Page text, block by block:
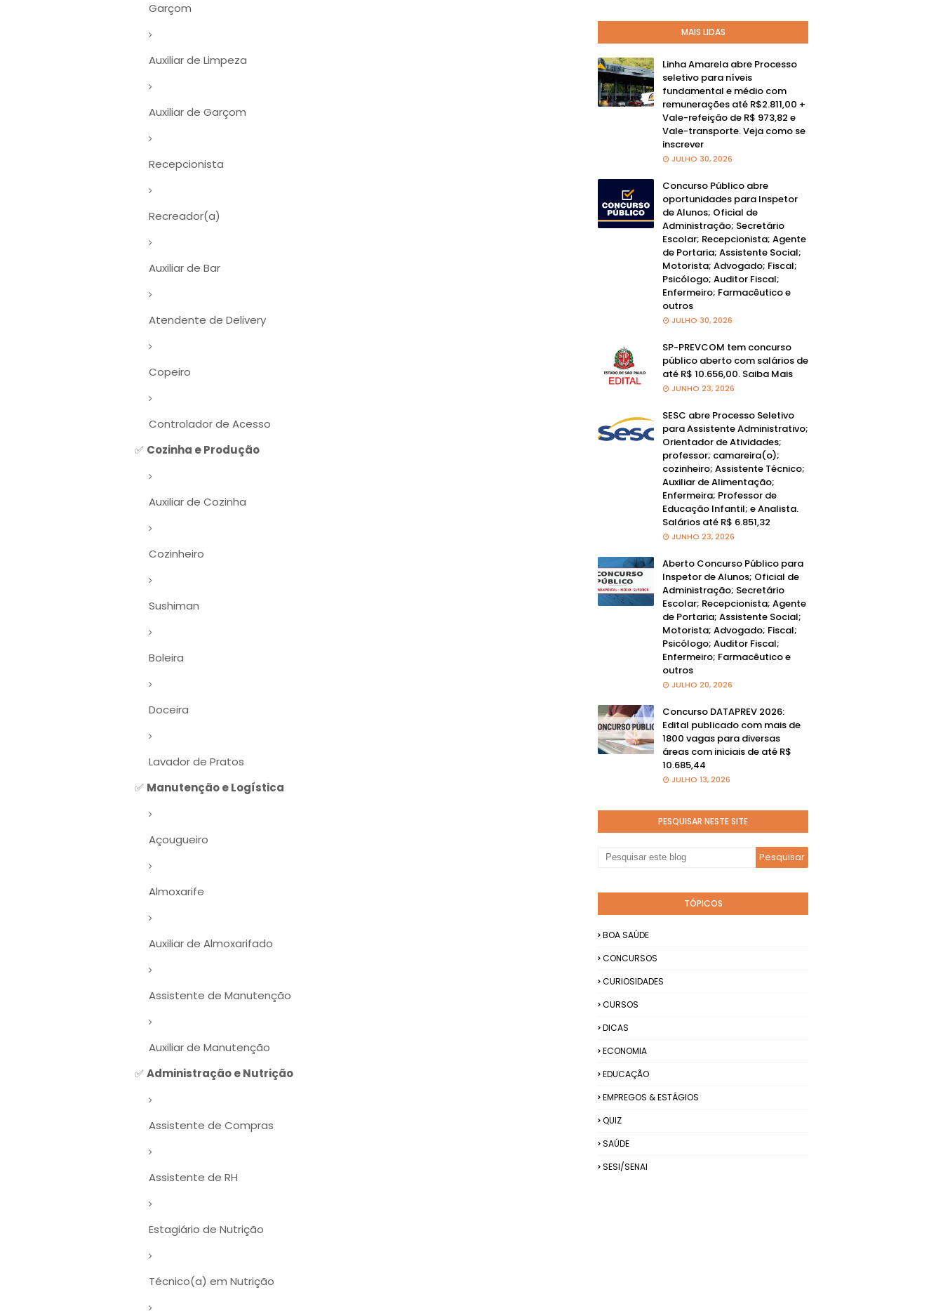
Garçom
Auxiliar de Limpeza
Auxiliar de Garçom
Recepcionista
Recreador(a)
Auxiliar de Bar
Atendente de Delivery
Copeiro
Controlador de Acesso
✅ Cozinha e Produção
Auxiliar de Cozinha
Cozinheiro
Sushiman
Boleira
Doceira
Lavador de Pratos
✅ Manutenção e Logística
Açougueiro
Almoxarife
Auxiliar de Almoxarifado
Assistente de Manutenção
Auxiliar de Manutenção
✅Administração e Nutrição
Assistente de Compras
Assistente de RH
Estagiário de Nutrição
Técnico(a) em Nutrição
MAIS LIDAS
Linha Amarela abre Processo
seletivo para níveis
fundamental e médio com
remunerações até R$2.811,00 +
Vale-refeição de R$ 973,82 e
Vale-transporte. Veja como se
inscrever
JULHO 30, 2026
Concurso Público abre
oportunidades para Inspetor
de Alunos; Oficial de
Administração; Secretário
Escolar; Recepcionista; Agente
de Portaria; Assistente Social;
Motorista; Advogado; Fiscal;
Psicólogo; Auditor Fiscal;
Enfermeiro; Farmacêutico e
outros
JULHO 30, 2026
SP-PREVCOM tem concurso
público aberto com salários de
até R$ 10.656,00. Saiba Mais
JUNHO 23, 2026
SESC abre Processo Seletivo
para Assistente Administrativo;
Orientador de Atividades;
professor; camareira(o);
cozinheiro; Assistente Técnico;
Auxiliar de Alimentação;
Enfermeira; Professor de
Educação Infantil; e Analista.
Salários até R$ 6.851,32
JUNHO 23, 2026
Aberto Concurso Público para
Inspetor de Alunos; Oficial de
Administração; Secretário
Escolar; Recepcionista; Agente
de Portaria; Assistente Social;
Motorista; Advogado; Fiscal;
Psicólogo; Auditor Fiscal;
Enfermeiro; Farmacêutico e
outros
JULHO 20, 2026
Concurso DATAPREV 2026:
Edital publicado com mais de
1800 vagas para diversas
áreas com iniciais de até R$
10.685,44
JULHO 13, 2026
PESQUISAR NESTE SITE
TÓPICOS
BOA SAÚDE
CONCURSOS
CURIOSIDADES
CURSOS
DICAS
ECONOMIA
EDUCAÇÃO
EMPREGOS & ESTÁGIOS
QUIZ
SAÚDE
SESI/SENAI